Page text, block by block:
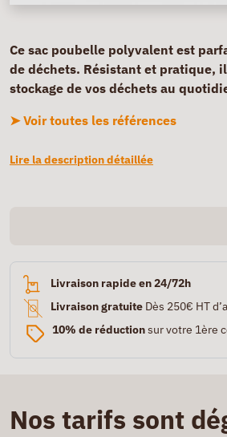
Ce sac poubelle polyvalent est
de déchets. Résistant et pratique,
stockage de vos déchets au
➤ Voir toutes les références
Lire la description détaillée
Livraison rapide en 24/72h
Livraison gratuite Dès 250€ HT
10% de réductionsur votre 1ère
Nos tarifs sont